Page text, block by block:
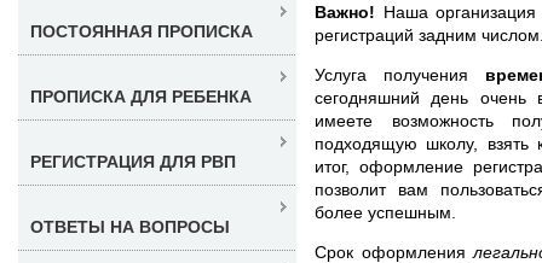
Важно! Наша организация
регистраций задним
Услуга получения
сегодняшний день
имеете возможность
подходящую школу, взять
итог, оформление
позволит вам
более успешным.
Срок оформления
ПОСТОЯННАЯ ПРОПИСКА
ПРОПИСКА ДЛЯ РЕБЕНКА
РЕГИСТРАЦИЯ ДЛЯ РВП
ОТВЕТЫ НА ВОПРОСЫ